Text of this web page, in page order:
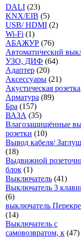
DALI (23)
KNX/EIB (5)
USB/ HDMI (2)
Wi-Fi (1)
АБАЖУР (76)
Автоматический
УЗО, ДИФ (64)
Адаптер (20)
Аксесcуары (21)
Акустическая розетка
Арматура (89)
Бра (157)
ВАЗА (35)
Влагозащищённые
розетки (10)
Вывод кабеля/
(18)
Выдвижной
блок (1)
Выключатель (41)
Выключатель 3
(6)
выключатель
(14)
Выключатель с
самовозвратом, к (47)